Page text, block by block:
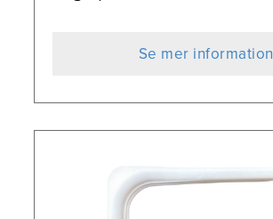
Se mer information